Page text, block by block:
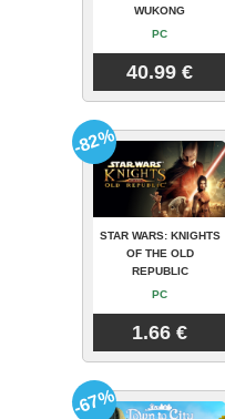
WUKONG
PC
40.99 €
STAR WARS: KNIGHTS
OF THE OLD
REPUBLIC
PC
1.66 €
-82%
-67%